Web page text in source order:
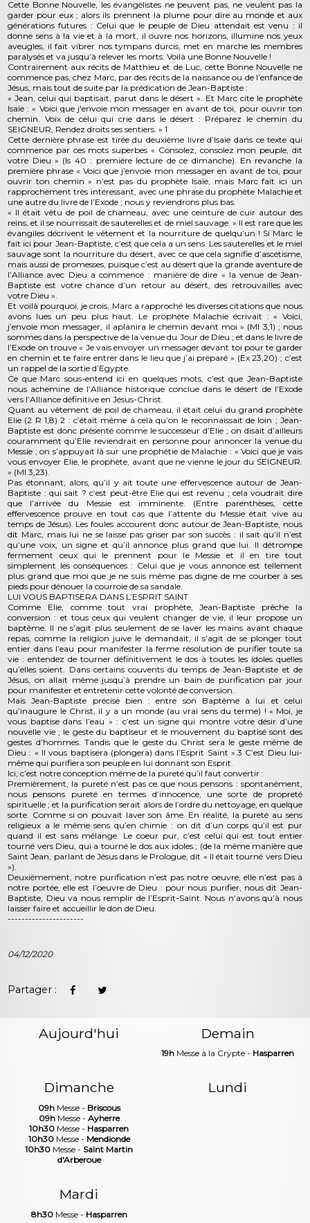
Cette Bonne Nouvelle, les évangélistes ne peuvent pas, ne veulent pas la
garder pour eux ; alors ils prennent la plume pour dire au monde et aux
générations futures : Celui que le peuple de Dieu attendait est venu : il
donne sens à la vie et à la mort, il ouvre nos horizons, illumine nos yeux
aveugles, il fait vibrer nos tympans durcis, met en marche les membres
paralysés et va jusqu’à relever les morts. Voilà une Bonne Nouvelle !
Contrairement aux récits de Matthieu et de Luc, cette Bonne Nouvelle ne
commence pas, chez Marc, par des récits de la naissance ou de l’enfance de
Jésus, mais tout de suite par la prédication de Jean-Baptiste :
« Jean, celui qui baptisait, parut dans le désert ». Et Marc cite le prophète
Isaïe : « Voici que j'envoie mon messager en avant de toi, pour ouvrir ton
chemin. Voix de celui qui crie dans le désert : Préparez le chemin du
SEIGNEUR, Rendez droits ses sentiers. » 1
Cette dernière phrase est tirée du deuxième livre d’Isaïe dans ce texte qui
commence par ces mots superbes « Consolez, consolez mon peuple, dit
votre Dieu » (Is 40 : première lecture de ce dimanche). En revanche la
première phrase « Voici que j’envoie mon messager en avant de toi, pour
ouvrir ton chemin » n’est pas du prophète Isaïe, mais Marc fait ici un
rapprochement très intéressant, avec une phrase du prophète Malachie et
une autre du livre de l’Exode ; nous y reviendrons plus bas.
« Il était vêtu de poil de chameau, avec une ceinture de cuir autour des
reins, et il se nourrissait de sauterelles et de miel sauvage. » Il est rare que les
évangiles décrivent le vêtement et la nourriture de quelqu’un ! Si Marc le
fait ici pour Jean-Baptiste, c’est que cela a un sens. Les sauterelles et le miel
sauvage sont la nourriture du désert, avec ce que cela signifie d’ascétisme,
mais aussi de promesses, puisque c’est au désert que la grande aventure de
l’Alliance avec Dieu a commencé : manière de dire « la venue de Jean-
Baptiste est votre chance d’un retour au désert, des retrouvailles avec
votre Dieu ».
Et voilà pourquoi, je crois, Marc a rapproché les diverses citations que nous
avons lues un peu plus haut. Le prophète Malachie écrivait : « Voici,
j’envoie mon messager, il aplanira le chemin devant moi » (Ml 3,1) ; nous
sommes dans la perspective de la venue du Jour de Dieu ; et dans le livre de
l’Exode on trouve « Je vais envoyer un messager devant toi pour te garder
en chemin et te faire entrer dans le lieu que j’ai préparé » (Ex 23,20) ; c’est
un rappel de la sortie d’Egypte.
Ce que Marc sous-entend ici en quelques mots, c’est que Jean-Baptiste
nous achemine de l’Alliance historique conclue dans le désert de l’Exode
vers l’Alliance définitive en Jésus-Christ.
Quant au vêtement de poil de chameau, il était celui du grand prophète
Elie (2 R 1,8) 2 : c’était même à celà qu’on le reconnaissait de loin ; Jean-
Baptiste est donc présenté comme le successeur d’Elie ; on disait d’ailleurs
couramment qu’Elie reviendrait en personne pour annoncer la venue du
Messie ; on s’appuyait là sur une prophétie de Malachie : « Voici que je vais
vous envoyer Elie, le prophète, avant que ne vienne le jour du SEIGNEUR.
» (Ml 3,23).
Pas étonnant, alors, qu’il y ait toute une effervescence autour de Jean-
Baptiste : qui sait ? c’est peut-être Elie qui est revenu ; cela voudrait dire
que l’arrivée du Messie est imminente. (Entre parenthèses, cette
effervescence prouve en tout cas que l’attente du Messie était vive au
temps de Jésus). Les foules accourent donc autour de Jean-Baptiste, nous
dit Marc, mais lui ne se laisse pas griser par son succès : il sait qu’il n’est
qu’une voix, un signe et qu’il annonce plus grand que lui. Il détrompe
fermement ceux qui le prennent pour le Messie et il en tire tout
simplement les conséquences : Celui que je vous annonce est tellement
plus grand que moi que je ne suis même pas digne de me courber à ses
pieds pour dénouer la courroie de sa sandale.
LUI VOUS BAPTISERA DANS L’ESPRIT SAINT
Comme Elie, comme tout vrai prophète, Jean-Baptiste prêche la
conversion : et tous ceux qui veulent changer de vie, il leur propose un
baptême. Il ne s’agit plus seulement de se laver les mains avant chaque
repas, comme la religion juive le demandait, il s’agit de se plonger tout
entier dans l’eau pour manifester la ferme résolution de purifier toute sa
vie : entendez de tourner définitivement le dos à toutes les idoles quelles
qu’elles soient. Dans certains couvents du temps de Jean-Baptiste et de
Jésus, on allait même jusqu’à prendre un bain de purification par jour
pour manifester et entretenir cette volonté de conversion.
Mais Jean-Baptiste précise bien : entre son Baptême à lui et celui
qu’inaugure le Christ, il y a un monde (au vrai sens du terme) ! « Moi, je
vous baptise dans l’eau » : c’est un signe qui montre votre désir d’une
nouvelle vie ; le geste du baptiseur et le mouvement du baptisé sont des
gestes d’hommes. Tandis que le geste du Christ sera le geste même de
Dieu : « Il vous baptisera (plongera) dans l’Esprit Saint ».3 C’est Dieu lui-
même qui purifiera son peuple en lui donnant son Esprit.
Ici, c’est notre conception même de la pureté qu’il faut convertir :
Premièrement, la pureté n’est pas ce que nous pensons : spontanément,
nous pensons pureté en termes d’innocence, une sorte de propreté
spirituelle ; et la purification serait alors de l’ordre du nettoyage, en quelque
sorte. Comme si on pouvait laver son âme. En réalité, la pureté au sens
religieux a le même sens qu’en chimie : on dit d’un corps qu’il est pur
quand il est sans mélange. Le coeur pur, c’est celui qui est tout entier
tourné vers Dieu, qui a tourné le dos aux idoles ; (de la même manière que
Saint Jean, parlant de Jésus dans le Prologue, dit « Il était tourné vers Dieu
»).
Deuxièmement, notre purification n’est pas notre oeuvre, elle n’est pas à
notre portée, elle est l’oeuvre de Dieu : pour nous purifier, nous dit Jean-
Baptiste, Dieu va nous remplir de l’Esprit-Saint. Nous n’avons qu’à nous
laisser faire et accueillir le don de Dieu.
----------------------
04/12/2020
Partager :
Aujourd'hui Demain
19h Messe à la Crypte - Hasparren
Dimanche
09hMesse - Briscous
09hMesse - Ayherre
10h30 Messe - Hasparren
10h30Messe - Mendionde
10h30 Messe - Saint Martin
d'Arberoue
Lundi
Mardi
8h30Messe - Hasparren